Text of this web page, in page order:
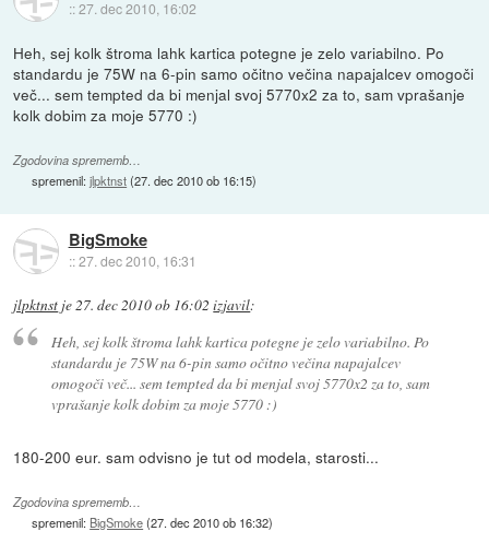
::27. dec 2010, 16:02
Heh, sej kolk štroma lahk kartica potegne je zelo variabilno. Po
standardu je 75W na 6-pin samo očitno večina napajalcev omogoči
več... sem tempted da bi menjal svoj 5770x2 za to, sam vprašanje
kolk dobim za moje 5770 :)
Zgodovina sprememb…
spremenil:jlpktnst(27. dec 2010 ob 16:15)
BigSmoke
::27. dec 2010, 16:31
jlpktnst je27. dec 2010 ob 16:02 izjavil:
Heh, sej kolk štroma lahk kartica potegne je zelo variabilno. Po
standardu je 75W na 6-pin samo očitno večina napajalcev
omogoči več... sem tempted da bi menjal svoj 5770x2 za to, sam
vprašanje kolk dobim za moje 5770 :)
180-200 eur. sam odvisno je tut od modela, starosti...
Zgodovina sprememb…
spremenil: BigSmoke(27. dec 2010 ob 16:32)